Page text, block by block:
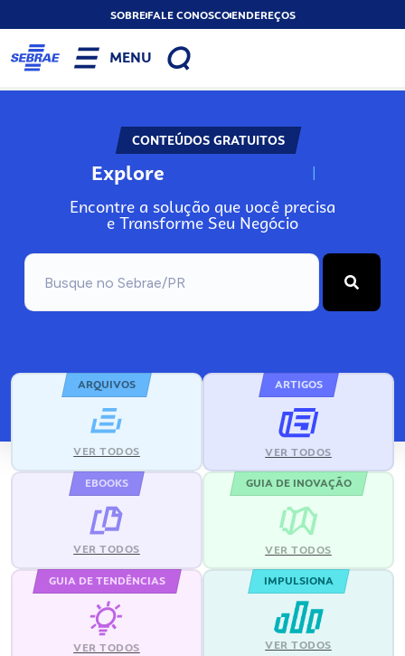
SOBREFALE CONOSCOENDEREÇOS
MENU
CONTEÚDOS GRATUITOS
Explore N
Encontre a solução que você precisa
e Transforme Seu Negócio
ARQUIVOS
VER TODOS
ARTIGOS
VER TODOS
EBOOKS
VER TODOS
GUIA DE INOVAÇÃO
VER TODOS
GUIA DE TENDÊNCIAS
VER TODOS
IMPULSIONA
VER TODOS